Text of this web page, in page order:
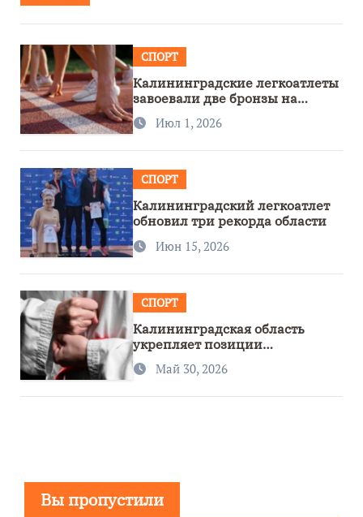
СПОРТ
Калининградские легкоатлеты
завоевали две бронзы на
первенстве России
Июл 1, 2026
СПОРТ
Калининградский легкоатлет
обновил три рекорда области
Июн 15, 2026
СПОРТ
Калининградская область
укрепляет позиции
спортивного региона
Май 30, 2026
Вы пропустили